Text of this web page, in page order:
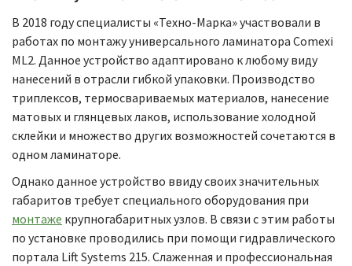
В 2018 году специалисты «Техно-Марка» участвовали в
работах по монтажу универсального ламинатора Comexi
ML2. Данное устройство адаптировано к любому виду
нанесений в отрасли гибкой упаковки. Производство
триплексов, термосвариваемых материалов, нанесение
матовых и глянцевых лаков, использование холодной
склейки и множество других возможностей сочетаются в
одном ламинаторе.
Однако данное устройство ввиду своих значительных
габаритов требует специального оборудования при
монтаже крупногабаритных узлов. В связи с этим работы
по установке проводились при помощи гидравлического
портала Lift Systems 215. Слаженная и профессиональная